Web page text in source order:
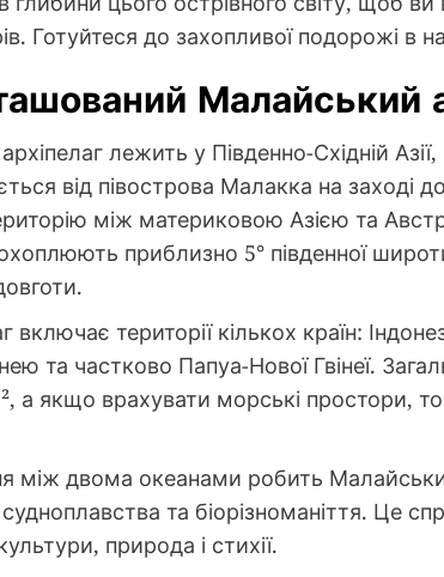
Готуйтеся до захопливої подорожі в
Малайський
лежить у Південно-Східній
від півострова Малакка на заході
між материковою Азією та
приблизно 5° південної широти
включає території кількох країн:
та частково Папуа-Нової Гвінеї.
а якщо врахувати морські простори,
між двома океанами робить
судноплавства та біорізноманіття. Це
природа і стихії.